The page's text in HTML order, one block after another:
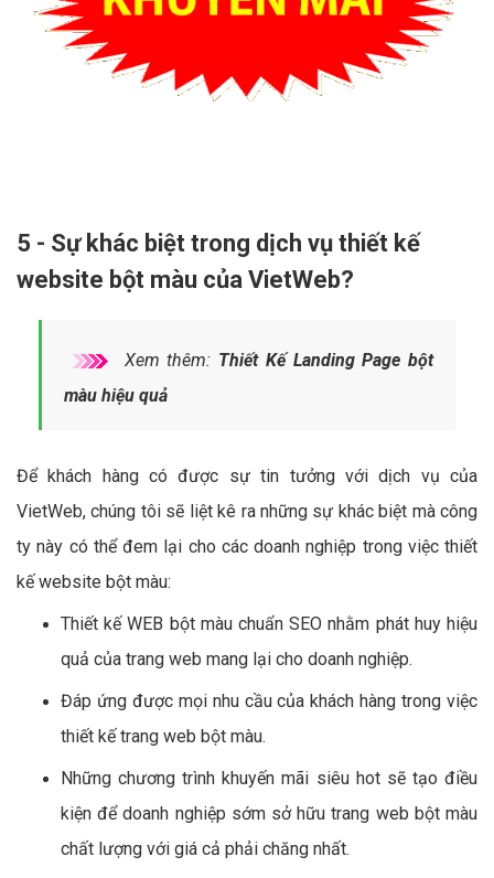
5 - Sự khác biệt trong dịch vụ thiết kế
website bột màu của VietWeb?
Xem thêm: Thiết Kế Landing Page bột
màu hiệu quả
Để khách hàng có được sự tin tưởng với dịch vụ của
VietWeb, chúng tôi sẽ liệt kê ra những sự khác biệt mà công
ty này có thể đem lại cho các doanh nghiệp trong việc thiết
kế website bột màu:
Thiết kế WEB bột màu chuẩn SEO nhằm phát huy hiệu
quả của trang web mang lại cho doanh nghiệp.
Đáp ứng được mọi nhu cầu của khách hàng trong việc
thiết kế trang web bột màu.
Những chương trình khuyến mãi siêu hot sẽ tạo điều
kiện để doanh nghiệp sớm sở hữu trang web bột màu
chất lượng với giá cả phải chăng nhất.